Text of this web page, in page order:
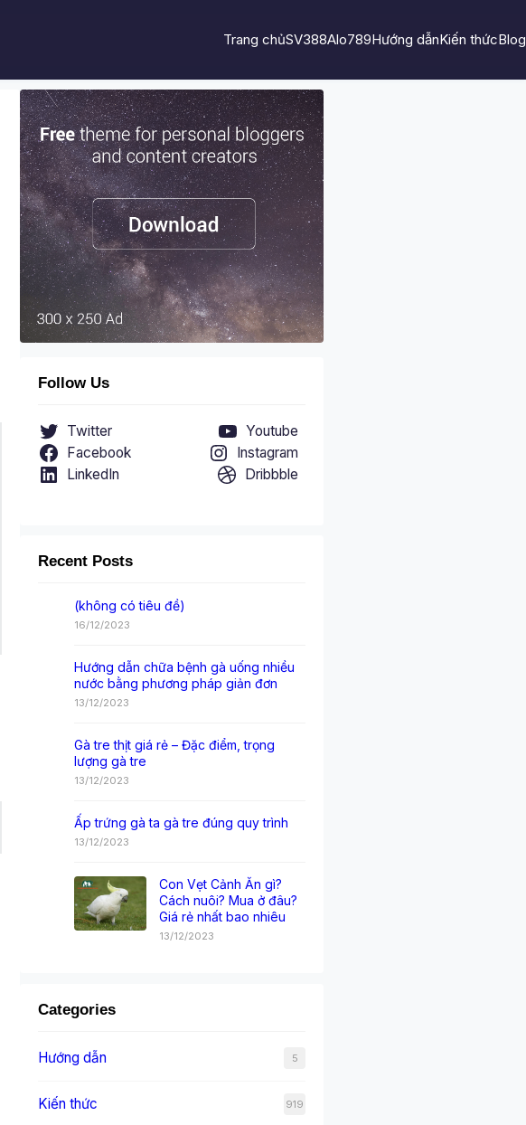
Trang chủSV388Alo789Hướng dẫnKiến thứcBlog
Follow Us
Twitter
Youtube
Facebook
Instagram
LinkedIn
Dribbble
Recent Posts
(không có tiêu đề)
16/12/2023
Hướng dẫn chữa bệnh gà uống nhiều
nước bằng phương pháp giản đơn
13/12/2023
Gà tre thịt giá rẻ – Đặc điểm, trọng
lượng gà tre
13/12/2023
Ấp trứng gà ta gà tre đúng quy trình
13/12/2023
Con Vẹt Cảnh Ăn gì?
Cách nuôi? Mua ở đâu?
Giá rẻ nhất bao nhiêu
13/12/2023
Categories
Hướng dẫn 5
Kiến thức 919